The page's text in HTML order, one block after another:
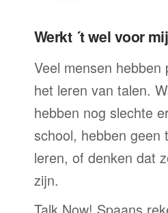
Werkt ´t wel voor
Veel mensen hebben
het leren van talen.
hebben nog slechte
school, hebben geen
leren, of denken dat
zijn.